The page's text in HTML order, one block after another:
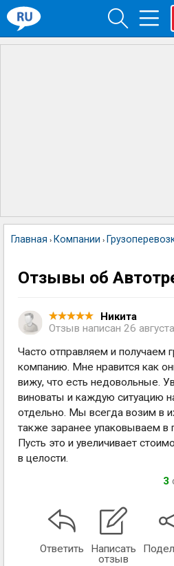
Главная › Компании ›
Отзывы об
Никита
Отзыв написан 26
Часто отправляем и получаем
компанию. Мне нравится как
вижу, что есть недовольные.
виноваты и каждую ситуацию
отдельно. Мы всегда возим в
также заранее упаковываем в
Пусть это и увеличивает
в целости.
3
Ответить
Написать
отзыв